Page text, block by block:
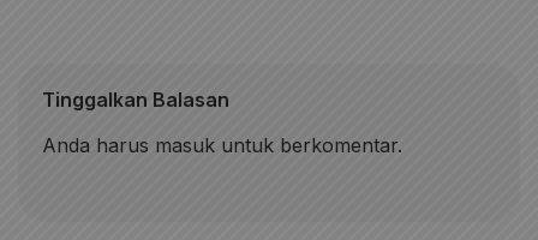
Tinggalkan Balasan
Anda harus masuk untuk berkomentar.